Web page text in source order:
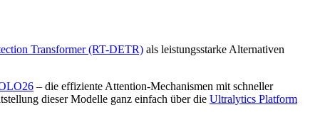
Transformer (RT-DETR) als leistungsstarke Alternativen
– die effiziente Attention-Mechanismen mit schneller
dieser Modelle ganz einfach über die Ultralytics Platform